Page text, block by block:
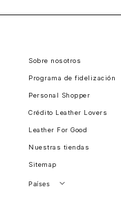
Sobre nosotros
Programa de fidelización
Personal Shopper
Crédito Leather Lovers
Leather For Good
Nuestras tiendas
Sitemap
Países